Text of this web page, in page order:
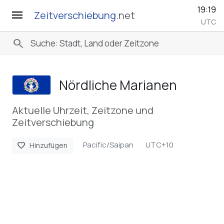
menu Zeitverschiebung.net 19:19
UTC
search
Nördliche Marianen
Aktuelle Uhrzeit, Zeitzone und
Zeitverschiebung
favorite Hinzufügen Pacific/Saipan UTC+10